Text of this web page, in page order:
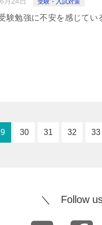
受験・入試対策
験勉強に不安を感じて
30 31 32 33
＼ Follow